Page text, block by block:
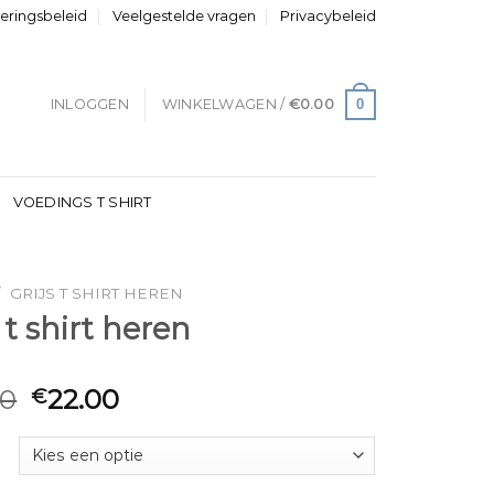
Veelgestelde vragen Privacybeleid
INLOGGEN WINKELWAGEN / €0.00 0
VOEDINGS T SHIRT
GRIJS T SHIRT HEREN
shirt heren
€22.00